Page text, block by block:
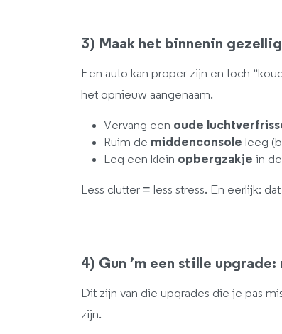
3) Maak het binnenin
Een auto kan proper zijn en toch
het opnieuw aangenaam.
Vervang een oude
Ruim de middenconsole leeg
Leg een klein opbergzakje in
Less clutter = less stress. En eerlijk:
4) Gun ’m een stille
Dit zijn van die upgrades die je pas
zijn.